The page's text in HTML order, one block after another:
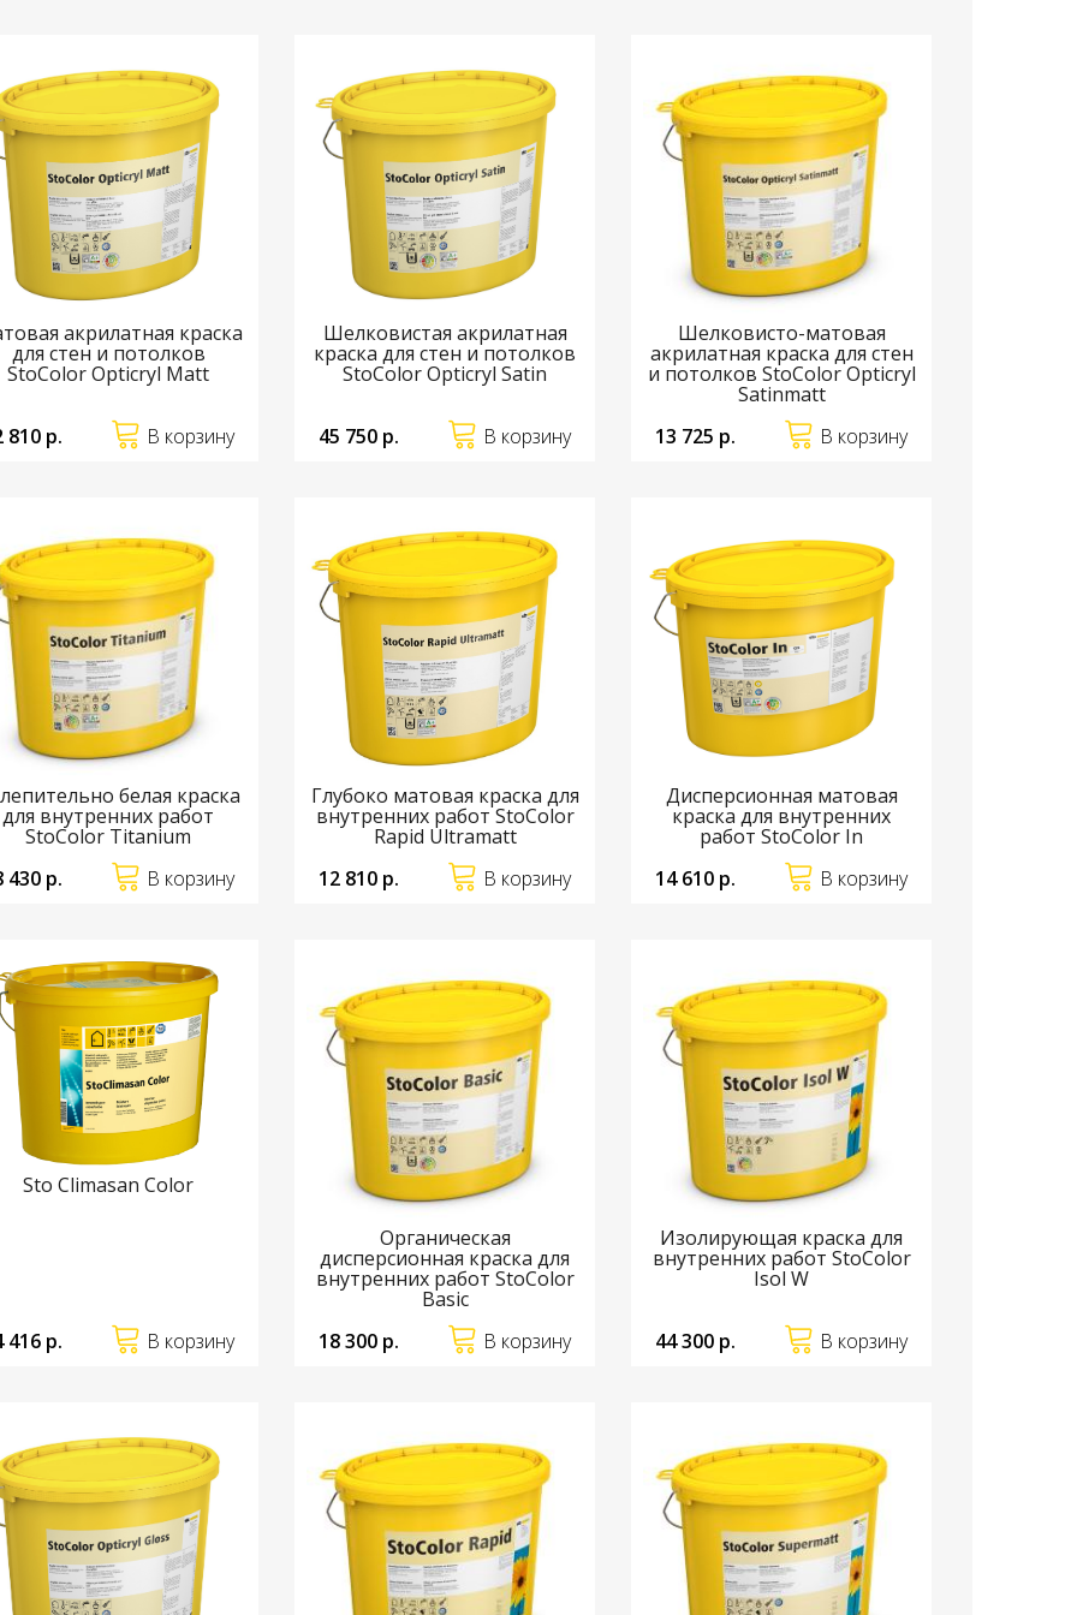
акрилатная краска
для стен и потолков
StoColor Opticryl Matt
810 р. В корзину
Шелковистая акрилатная
краска для стен и потолков
StoColor Opticryl Satin
45 750 р. В корзину
Шелковисто-матовая
акрилатная краска для стен
и потолков StoColor Opticryl
Satinmatt
13 725 р.
В корзину
белая краска
для внутренних работ
StoColor Titanium
430 р.
В корзину
Глубоко матовая краска для
внутренних работ StoColor
Rapid Ultramatt
12 810 р.
В корзину
Дисперсионная матовая
краска для внутренних
работ StoColor In
14 610 р.
В корзину
Sto Climasan Color
416 р. В корзину
Органическая
дисперсионная краска для
внутренних работ StoColor
Basic
18 300 р.
В корзину
Изолирующая краска для
внутренних работ StoColor
Isol W
44 300 р. В корзину